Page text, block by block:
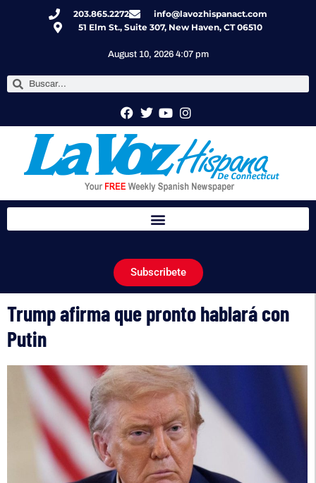
203.865.2272
info@lavozhispanact.com
51 Elm St., Suite 307, New Haven, CT 06510
August 10, 2026 4:07 pm
Subscribete
Trump afirma que pronto hablará con
Putin